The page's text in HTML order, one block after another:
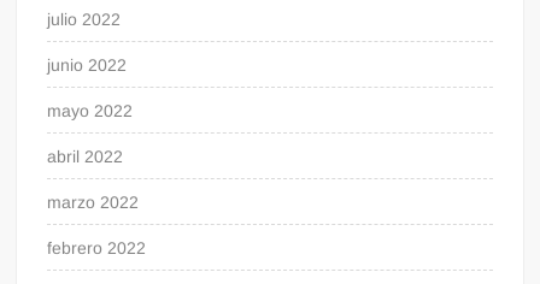
julio 2022
junio 2022
mayo 2022
abril 2022
marzo 2022
febrero 2022